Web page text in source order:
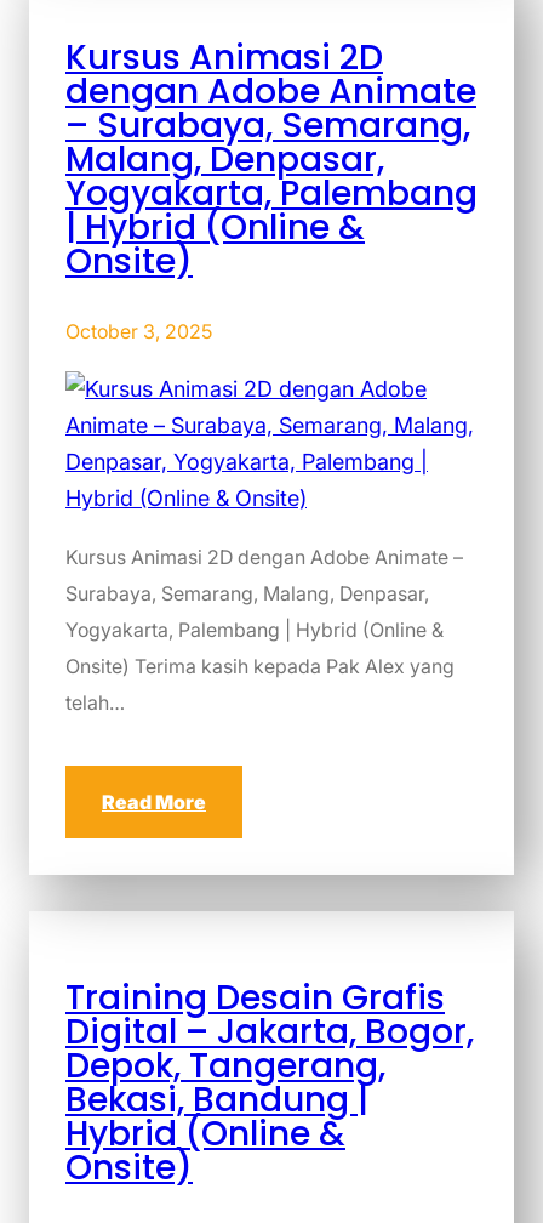
Kursus Animasi 2D
dengan Adobe Animate
– Surabaya, Semarang,
Malang, Denpasar,
Yogyakarta, Palembang
| Hybrid (Online &
Onsite)
October 3, 2025
Kursus Animasi 2D dengan Adobe Animate –
Surabaya, Semarang, Malang, Denpasar,
Yogyakarta, Palembang | Hybrid (Online &
Onsite) Terima kasih kepada Pak Alex yang
telah…
Read More
Training Desain Grafis
Digital – Jakarta, Bogor,
Depok, Tangerang,
Bekasi, Bandung |
Hybrid (Online &
Onsite)